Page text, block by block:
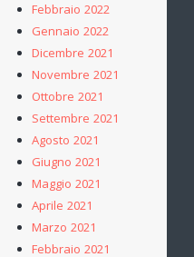
Febbraio 2022
Gennaio 2022
Dicembre 2021
Novembre 2021
Ottobre 2021
Settembre 2021
Agosto 2021
Giugno 2021
Maggio 2021
Aprile 2021
Marzo 2021
Febbraio 2021